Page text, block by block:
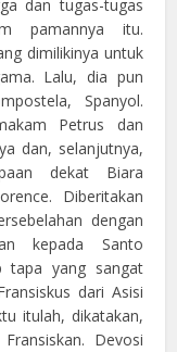
dan tugas-tugas
pamannya itu.
dimilikinya untuk
Lalu, dia pun
Spanyol.
Petrus dan
dan, selanjutnya,
dekat Biara
Diberitakan
dengan
kepada Santo
tapa yang sangat
dari Asisi
itulah, dikatakan,
Devosi